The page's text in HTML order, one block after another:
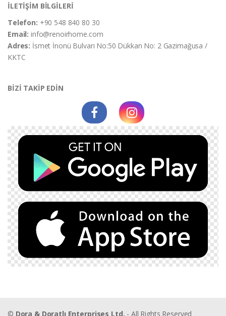
İLETİŞİM BİLGİLERİ
Telefon: +90 548 840 80 30
Email:info@renoirhome.com
Adres: İsmet İnonü Bulvarı No:50 Dükkan No: 2 Gazimağusa /
KKTC
BİZİ TAKİP EDİN
© Dora & Doratlı Enterprises Ltd. - All Rights Reserved